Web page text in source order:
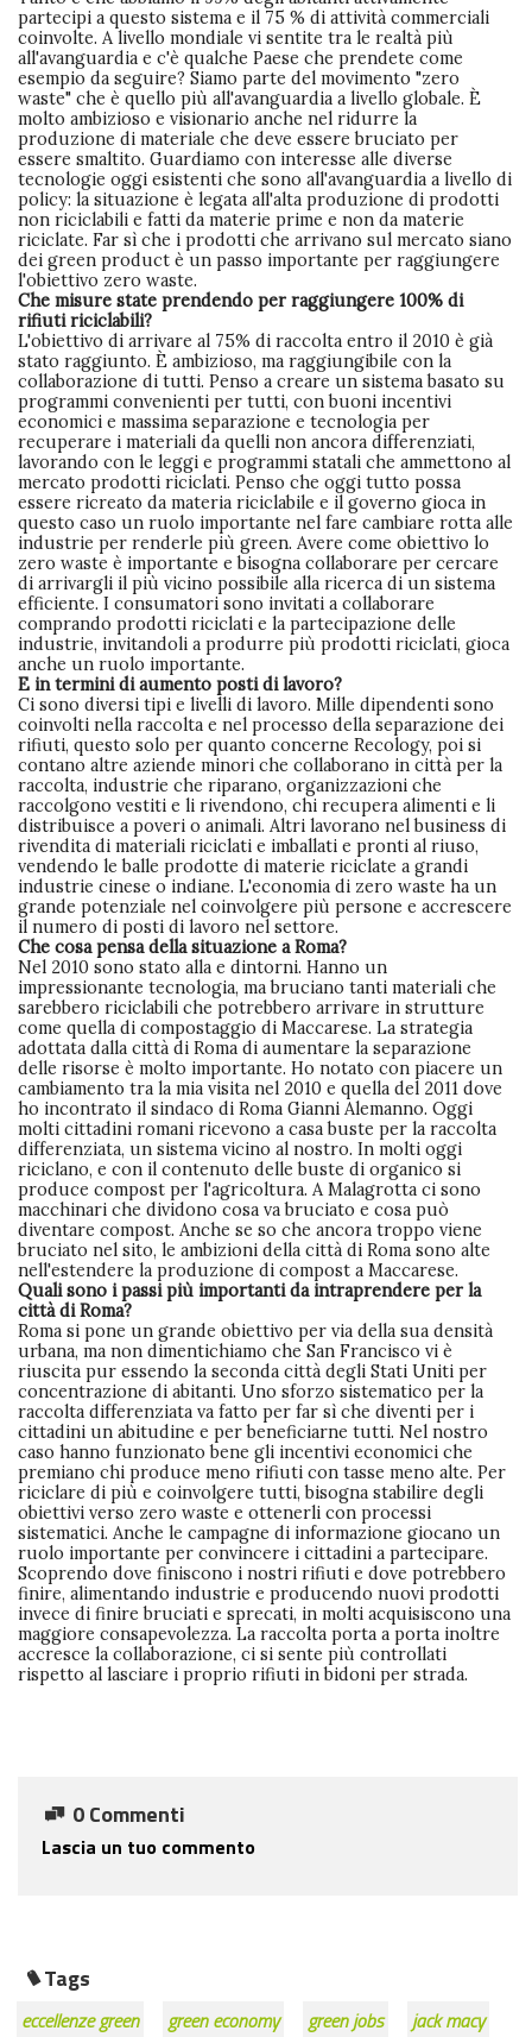
partecipi a questo sistema e il 75 % di attività commerciali
coinvolte. A livello mondiale vi sentite tra le realtà più
all'avanguardia e c'è qualche Paese che prendete come
esempio da seguire? Siamo parte del movimento "zero
waste" che è quello più all'avanguardia a livello globale. È
molto ambizioso e visionario anche nel ridurre la
produzione di materiale che deve essere bruciato per
essere smaltito. Guardiamo con interesse alle diverse
tecnologie oggi esistenti che sono all'avanguardia a livello di
policy: la situazione è legata all'alta produzione di prodotti
non riciclabili e fatti da materie prime e non da materie
riciclate. Far sì che i prodotti che arrivano sul mercato siano
dei green product è un passo importante per raggiungere
l'obiettivo zero waste.
Che misure state prendendo per raggiungere 100% di
rifiuti riciclabili?
L'obiettivo di arrivare al 75% di raccolta entro il 2010 è già
stato raggiunto. È ambizioso, ma raggiungibile con la
collaborazione di tutti. Penso a creare un sistema basato su
programmi convenienti per tutti, con buoni incentivi
economici e massima separazione e tecnologia per
recuperare i materiali da quelli non ancora differenziati,
lavorando con le leggi e programmi statali che ammettono al
mercato prodotti riciclati. Penso che oggi tutto possa
essere ricreato da materia riciclabile e il governo gioca in
questo caso un ruolo importante nel fare cambiare rotta alle
industrie per renderle più green. Avere come obiettivo lo
zero waste è importante e bisogna collaborare per cercare
di arrivargli il più vicino possibile alla ricerca di un sistema
efficiente. I consumatori sono invitati a collaborare
comprando prodotti riciclati e la partecipazione delle
industrie, invitandoli a produrre più prodotti riciclati, gioca
anche un ruolo importante.
E in termini di aumento posti di lavoro?
Ci sono diversi tipi e livelli di lavoro. Mille dipendenti sono
coinvolti nella raccolta e nel processo della separazione dei
rifiuti, questo solo per quanto concerne Recology, poi si
contano altre aziende minori che collaborano in città per la
raccolta, industrie che riparano, organizzazioni che
raccolgono vestiti e li rivendono, chi recupera alimenti e li
distribuisce a poveri o animali. Altri lavorano nel business di
rivendita di materiali riciclati e imballati e pronti al riuso,
vendendo le balle prodotte di materie riciclate a grandi
industrie cinese o indiane. L'economia di zero waste ha un
grande potenziale nel coinvolgere più persone e accrescere
il numero di posti di lavoro nel settore.
Che cosa pensa della situazione a Roma?
Nel 2010 sono stato alla e dintorni. Hanno un
impressionante tecnologia, ma bruciano tanti materiali che
sarebbero riciclabili che potrebbero arrivare in strutture
come quella di compostaggio di Maccarese. La strategia
adottata dalla città di Roma di aumentare la separazione
delle risorse è molto importante. Ho notato con piacere un
cambiamento tra la mia visita nel 2010 e quella del 2011 dove
ho incontrato il sindaco di Roma Gianni Alemanno. Oggi
molti cittadini romani ricevono a casa buste per la raccolta
differenziata, un sistema vicino al nostro. In molti oggi
riciclano, e con il contenuto delle buste di organico si
produce compost per l'agricoltura. A Malagrotta ci sono
macchinari che dividono cosa va bruciato e cosa può
diventare compost. Anche se so che ancora troppo viene
bruciato nel sito, le ambizioni della città di Roma sono alte
nell'estendere la produzione di compost a Maccarese.
Quali sono i passi più importanti da intraprendere per la
città di Roma?
Roma si pone un grande obiettivo per via della sua densità
urbana, ma non dimentichiamo che San Francisco vi è
riuscita pur essendo la seconda città degli Stati Uniti per
concentrazione di abitanti. Uno sforzo sistematico per la
raccolta differenziata va fatto per far sì che diventi per i
cittadini un abitudine e per beneficiarne tutti. Nel nostro
caso hanno funzionato bene gli incentivi economici che
premiano chi produce meno rifiuti con tasse meno alte. Per
riciclare di più e coinvolgere tutti, bisogna stabilire degli
obiettivi verso zero waste e ottenerli con processi
sistematici. Anche le campagne di informazione giocano un
ruolo importante per convincere i cittadini a partecipare.
Scoprendo dove finiscono i nostri rifiuti e dove potrebbero
finire, alimentando industrie e producendo nuovi prodotti
invece di finire bruciati e sprecati, in molti acquisiscono una
maggiore consapevolezza. La raccolta porta a porta inoltre
accresce la collaborazione, ci si sente più controllati
rispetto al lasciare i proprio rifiuti in bidoni per strada.
0 Commenti
Lascia un tuo commento
Tags
eccellenze green green economy green jobs
jack macy